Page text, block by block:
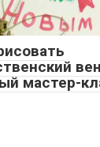
мастер-